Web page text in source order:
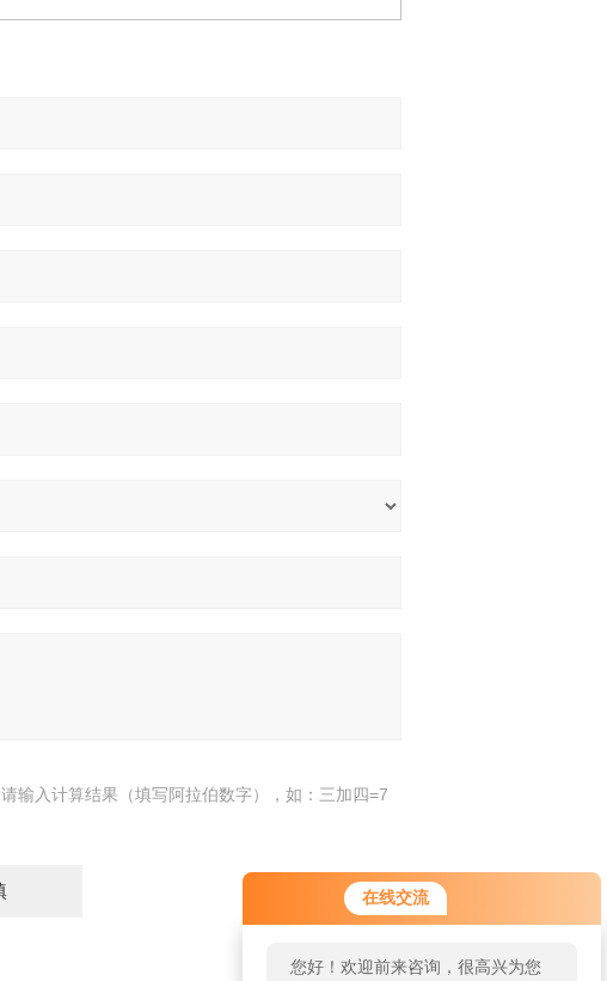
在线交流
您好！欢迎前来咨询，很高兴为您
请输入计算结果（填写阿拉伯数字），如：三加四=7